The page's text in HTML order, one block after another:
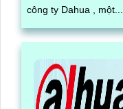
công ty Dahua , một...